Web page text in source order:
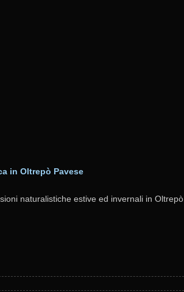
in Oltrepò Pavese
naturalistiche estive ed invernali in Oltrepò